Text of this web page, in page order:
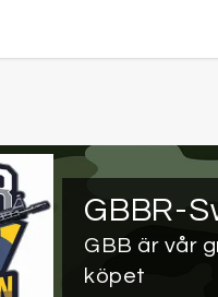
GBBR-
GBB är vår
köpet